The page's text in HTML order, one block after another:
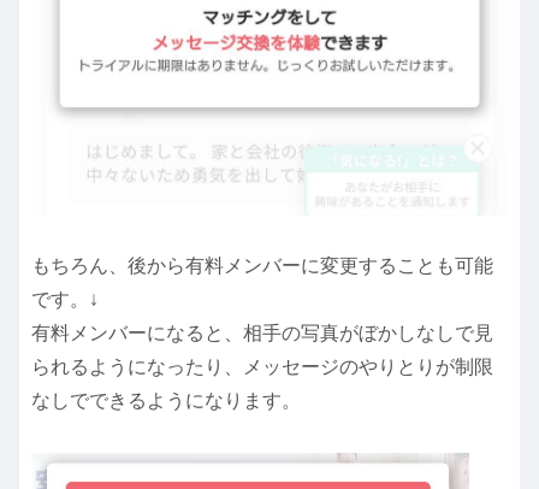
もちろん、後から有料メンバーに変更することも可能
です。↓
有料メンバーになると、相手の写真がぼかしなしで見
られるようになったり、メッセージのやりとりが制限
なしでできるようになります。